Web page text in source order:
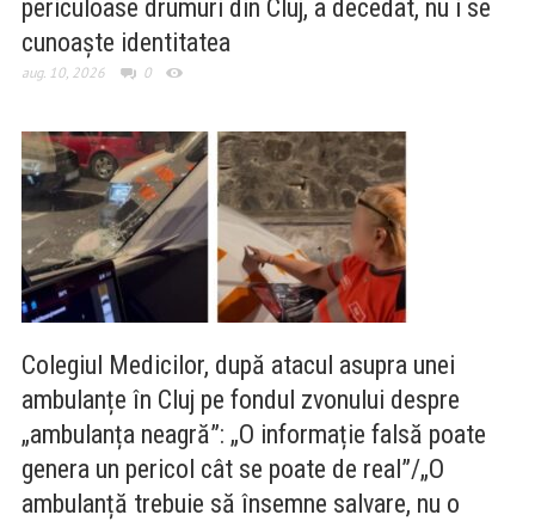
periculoase drumuri din Cluj, a decedat, nu i se
cunoaște identitatea
aug. 10, 2026 0
Colegiul Medicilor, după atacul asupra unei
ambulanțe în Cluj pe fondul zvonului despre
„ambulanța neagră”: „O informație falsă poate
genera un pericol cât se poate de real”/„O
ambulanță trebuie să însemne salvare, nu o